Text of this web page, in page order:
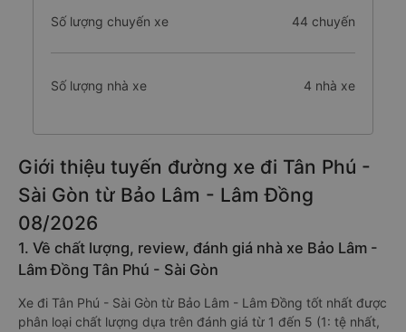
Số lượng chuyến xe 44 chuyến
Số lượng nhà xe 4 nhà xe
Giới thiệu tuyến đường xe đi Tân Phú -
Sài Gòn từ Bảo Lâm - Lâm Đồng
08/2026
1. Về chất lượng, review, đánh giá nhà xe Bảo Lâm -
Lâm Đồng Tân Phú - Sài Gòn
Xe đi Tân Phú - Sài Gòn từ Bảo Lâm - Lâm Đồng tốt nhất được
phân loại chất lượng dựa trên đánh giá từ 1 đến 5 (1: tệ nhất,